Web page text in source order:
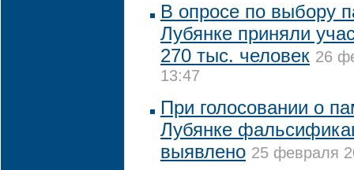
В опросе по выбору
Лубянке приняли
270 тыс. человек 26
13:47
При голосовании о
Лубянке
выявлено 25 февраля